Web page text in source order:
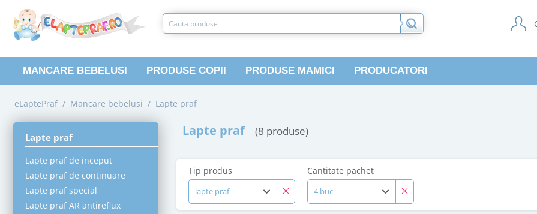
MANCARE BEBELUSI PRODUSE COPII PRODUSE MAMICI PRODUCATORI
eLaptePraf / Mancare bebelusi / Lapte praf
Lapte praf
Lapte praf de inceput
Lapte praf de continuare
Lapte praf special
Lapte praf AR antireflux
Lapte praf (8 produse)
Tip produs
lapte praf
Cantitate pachet
4 buc